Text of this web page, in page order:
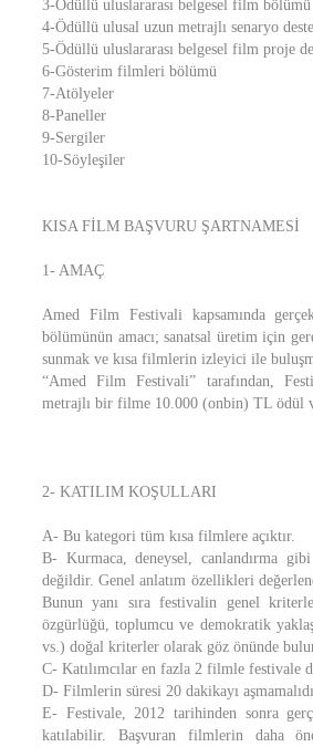
3-Ödüllü uluslararası belgesel film bölümü
4-Ödüllü ulusal uzun metrajlı senaryo
5-Ödüllü uluslararası belgesel film proje
6-Gösterim filmleri bölümü
7-Atölyeler
8-Paneller
9-Sergiler
10-Söyleşiler
KISA FİLM BAŞVURU ŞARTNAMESİ
1- AMAÇ
Amed Film Festivali kapsamında
bölümünün amacı; sanatsal üretim için
sunmak ve kısa filmlerin izleyici ile
“Amed Film Festivali” tarafından,
metrajlı bir filme 10.000 (onbin) TL ödül
2- KATILIM KOŞULLARI
A- Bu kategori tüm kısa filmlere açıktır.
B- Kurmaca, deneysel, canlandırma
değildir. Genel anlatım özellikleri
Bunun yanı sıra festivalin genel
özgürlüğü, toplumcu ve demokratik
vs.) doğal kriterler olarak göz önünde
C- Katılımcılar en fazla 2 filmle festivale
D- Filmlerin süresi 20 dakikayı
E- Festivale, 2012 tarihinden sonra
katılabilir. Başvuran filmlerin daha